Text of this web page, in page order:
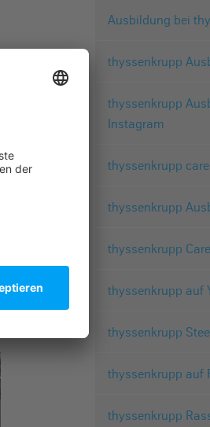
Ausbildung bei
thyssenkrupp
thyssenkrupp
Instagram
thyssenkrupp
thyssenkrupp
thyssenkrupp
thyssenkrupp auf
thyssenkrupp
thyssenkrupp auf
thyssenkrupp